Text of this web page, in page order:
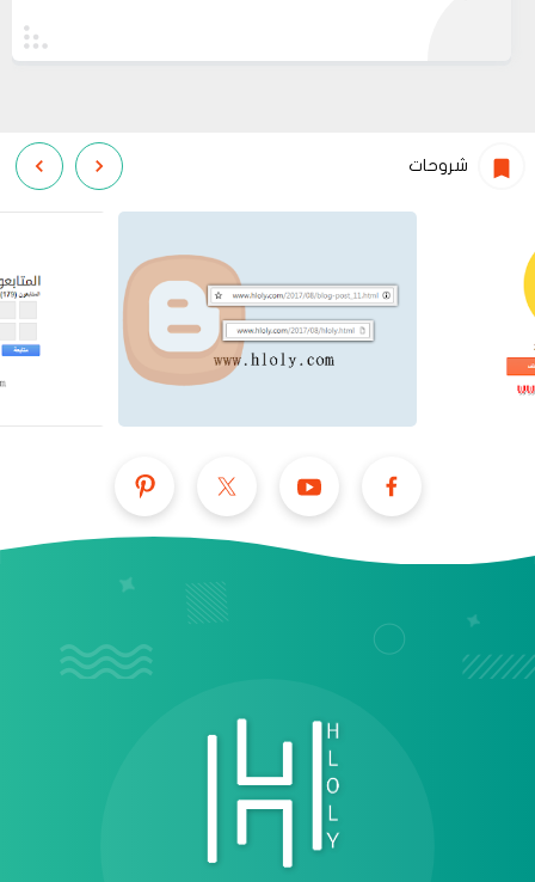
شروحات